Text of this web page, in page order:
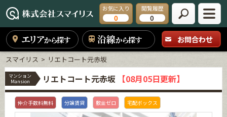
お気に入り
0
閲覧履歴
0
エリアから探す 沿線から探す お問合わせ
スマイリス リエトコート元赤坂
マンション
Mansion
リエトコート元赤坂 【08月05日更新】
仲介手数料無料 分譲賃貸 敷金ゼロ 宅配ボックス